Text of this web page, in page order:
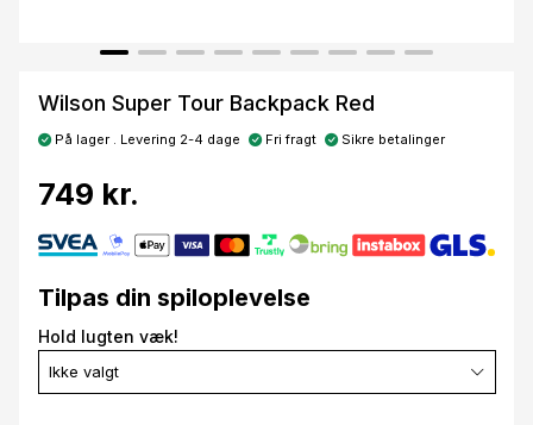
Wilson Super Tour Backpack Red
På lager . Levering 2-4 dage Fri fragt Sikre betalinger
749 kr.
Tilpas din spiloplevelse
Hold lugten væk!
Ikke valgt